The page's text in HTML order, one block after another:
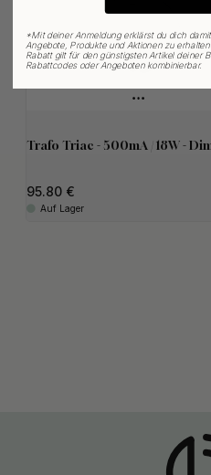
Trafo Triac - 500mA / 18W -
95.80
Auf Lager
*Mit deiner Anmeldung erklärst du dich
Angebote, Produkte und Aktionen zu
Rabatt gilt für den günstigsten Artikel deiner
Rabattcodes oder Angeboten kombinierbar.